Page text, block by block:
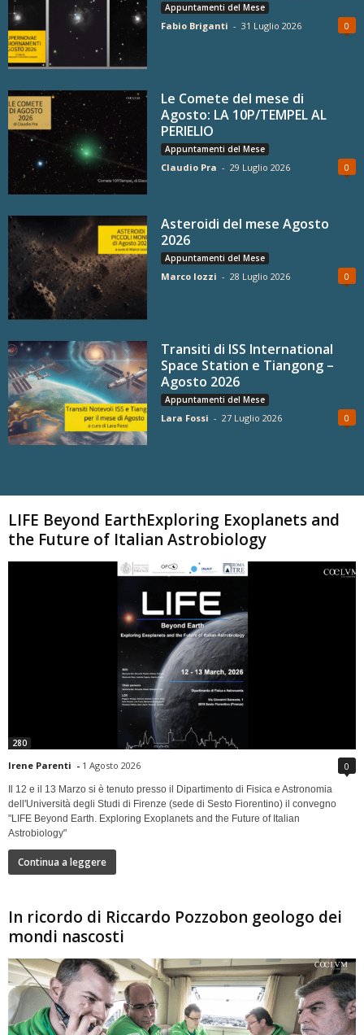
Appuntamenti del Mese
Fabio Briganti - 31 Luglio 2026 0
Le Comete del mese di
Agosto: LA 10P/TEMPEL AL
PERIELIO
Appuntamenti del Mese
Claudio Pra - 29 Luglio 2026 0
Asteroidi del mese Agosto
2026
Appuntamenti del Mese
Marco Iozzi - 28 Luglio 2026 0
Transiti di ISS International
Space Station e Tiangong –
Agosto 2026
Appuntamenti del Mese
Lara Fossi - 27 Luglio 2026 0
LIFE Beyond EarthExploring Exoplanets and
the Future of Italian Astrobiology
280
Irene Parenti - 1 Agosto 2026 0
Il 12 e il 13 Marzo si è tenuto presso il Dipartimento di Fisica e Astronomia
dell'Università degli Studi di Firenze (sede di Sesto Fiorentino) il convegno
"LIFE Beyond Earth. Exploring Exoplanets and the Future of Italian
Astrobiology"
Continua a leggere
In ricordo di Riccardo Pozzobon geologo dei
mondi nascosti